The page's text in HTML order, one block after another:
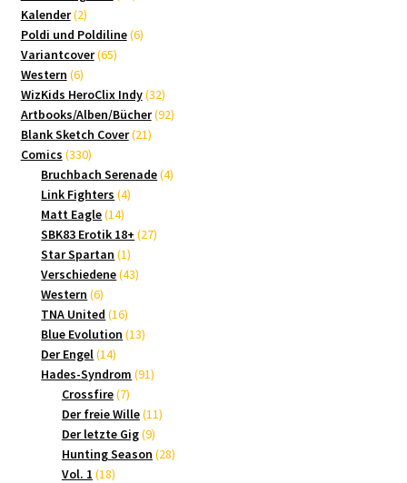
Kalender 22
Produkte
Poldi und Poldiline 66
Variantcover 6565
Western 66
Produkte
WizKids HeroClix Indy 3232
Produkte
Artbooks/Alben/Bücher 9292
Blank Sketch Cover 2121
Comics 330330
Produkte
Bruchbach Serenade 44
Link Fighters 44
Matt Eagle 1414
Produkte
SBK83 Erotik 18+ 2727
Star Spartan 11
Produkt
Verschiedene 4343
Western 66
Produkte
TNA United 1616
Produkte
Blue Evolution 1313
Der Engel 1414
Produkte
Hades-Syndrom 9191
Crossfire 77
Produkte
Der freie Wille 1111
Der letzte Gig 99
Produkte
Hunting Season 2828
Vol. 1 1818